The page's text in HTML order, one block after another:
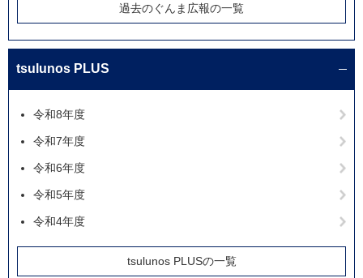
過去のぐんま広報の一覧
tsulunos PLUS
令和8年度
令和7年度
令和6年度
令和5年度
令和4年度
tsulunos PLUSの一覧